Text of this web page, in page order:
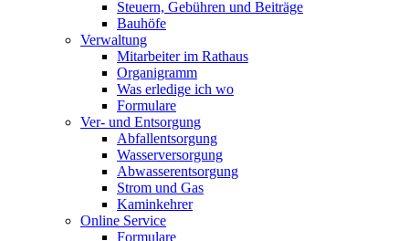
Steuern, Gebühren und Beiträge
Bauhöfe
Verwaltung
Mitarbeiter im Rathaus
Organigramm
Was erledige ich wo
Formulare
Ver- und Entsorgung
Abfallentsorgung
Wasserversorgung
Abwasserentsorgung
Strom und Gas
Kaminkehrer
Online Service
Formulare